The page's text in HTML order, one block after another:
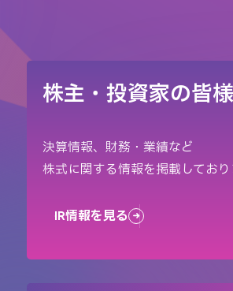
株主・投資家の皆
決算情報、財務・業績など
株式に関する情報を掲載しており
IR情報を見る